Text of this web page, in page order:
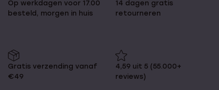
Op werkdagen voor 17.00
besteld, morgen in huis
14 dagen gratis
retourneren
Gratis verzending vanaf
€49
4,59 uit 5 (55.000+
reviews)